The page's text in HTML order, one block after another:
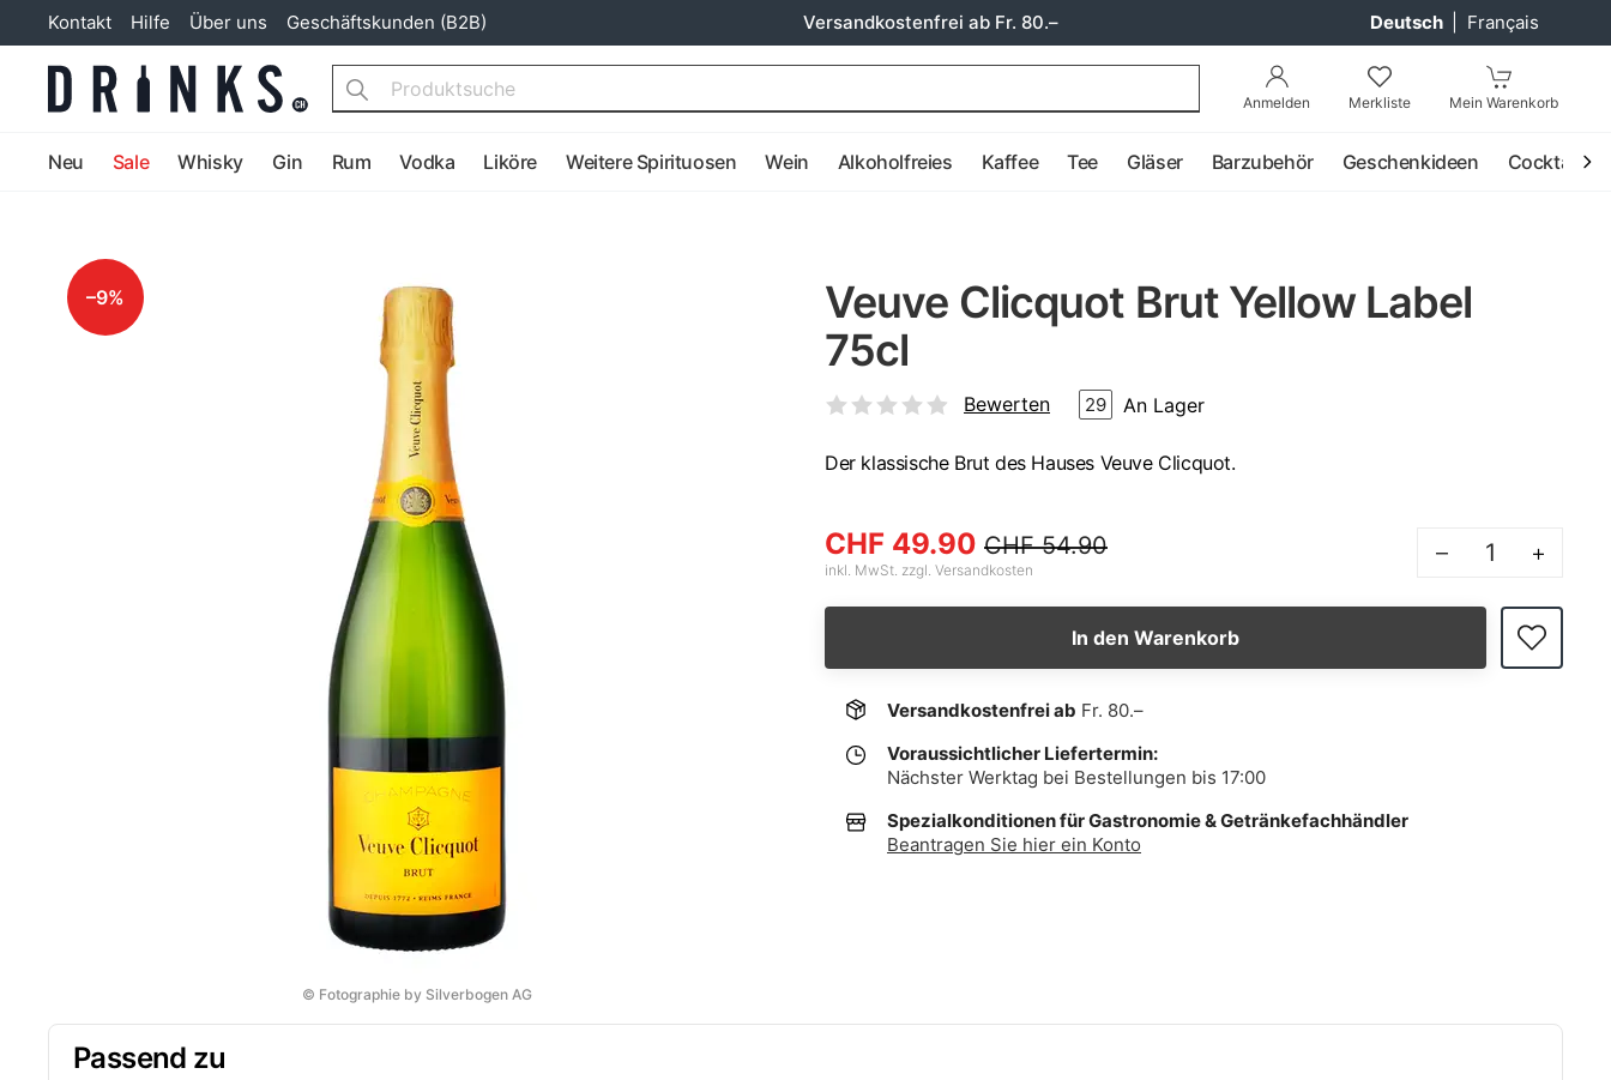
Kontakt Hilfe Über uns Geschäftskunden (B2B) Versandkostenfrei ab Fr. 80.– Deutsch Français
Anmelden Merkliste Mein Warenkorb
Search
Neu Sale Whisky Gin Rum Vodka Liköre Weitere Spirituosen Wein Alkoholfreies Kaffee Tee Gläser Barzubehör Geschenkideen Cocktail
–9%
© Fotographie by Silverbogen AG
Veuve Clicquot Brut Yellow Label
75cl
Bewerten 29 An Lager
Der klassische Brut des Hauses Veuve Clicquot.
CHF 49.90 CHF 54.90
inkl. MwSt. zzgl. Versandkosten
– +
In den Warenkorb
Versandkostenfrei ab Fr. 80.–
Voraussichtlicher Liefertermin:
Nächster Werktag bei Bestellungen bis 17:00
Spezialkonditionen für Gastronomie & Getränkefachhändler
Beantragen Sie hier ein Konto
Passend zu